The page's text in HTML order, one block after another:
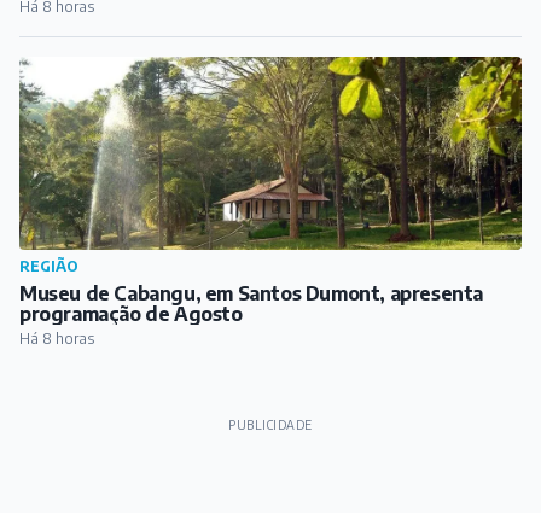
Há 8 horas
REGIÃO
Museu de Cabangu, em Santos Dumont, apresenta
programação de Agosto
Há 8 horas
PUBLICIDADE